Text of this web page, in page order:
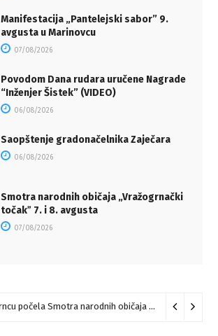
Manifestacija „Pantelejski sabor” 9.
avgusta u Marinovcu
07/08/2026
Povodom Dana rudara uručene Nagrade
“Inženjer Šistek” (VIDEO)
06/08/2026
Saopštenje gradonačelnika Zaječara
06/08/2026
Smotra narodnih običaja „Vražogrnački
točakˮ 7. i 8. avgusta
07/08/2026
U Vražogrncu počela Smotra narodnih običaja „Vražogrnački točak“